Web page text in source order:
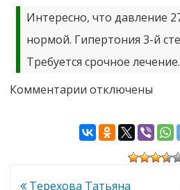
Интересно, что давление
нормой. Гипертония 3-й
Требуется срочное лечение.
Комментарии к
Татьяна
Васильевна
отключены
Навигация
Терехова Татьяна